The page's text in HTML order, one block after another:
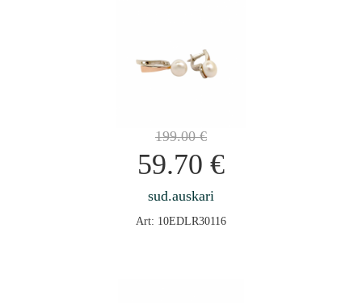
199.00€
59.70 €
sud.auskari
Art: 10EDLR30116